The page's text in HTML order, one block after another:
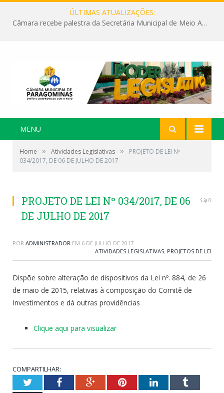
ÚLTIMAS ATUALIZAÇÕES:
Câmara recebe palestra da Secretária Municipal de Meio Ambiente sobre as ações da “SEMANA DO MEIO AMBIENTE”
MENU
Home » Atividades Legislativas »
PROJETO DE LEI Nº
034/2017, DE 06 DE JULHO DE 2017
PROJETO DE LEI Nº 034/2017, DE 06
DE JULHO DE 2017
0
POR ADMINISTRADOR EM 6 DE JULHO DE 2017
ATIVIDADES LEGISLATIVAS, PROJETOS DE LEI
Dispõe sobre alteração de dispositivos da Lei nº. 884, de 26
de maio de 2015, relativas à composição do Comitê de
Investimentos e dá outras providências
Clique aqui para visualizar
COMPARTILHAR:
TwitterFacebookGoogle+PinterestLinkedInTumblr